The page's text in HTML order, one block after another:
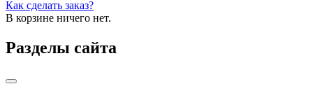
Как сделать заказ?
В корзине ничего нет.
Разделы сайта